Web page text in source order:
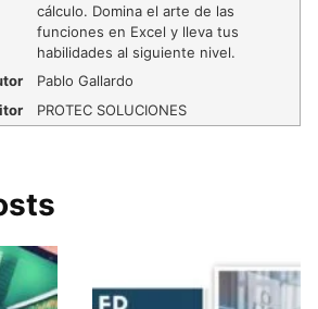
cálculo. Domina el arte de las
funciones en Excel y lleva tus
habilidades al siguiente nivel.
Pablo Gallardo
PROTEC SOLUCIONES